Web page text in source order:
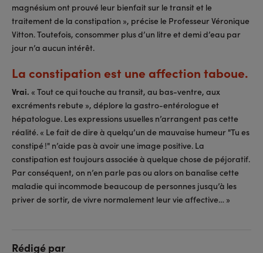
magnésium ont prouvé leur bienfait sur le transit et le
traitement de la constipation », précise le Professeur Véronique
Vitton. Toutefois, consommer plus d’un litre et demi d’eau par
jour n’a aucun intérêt.
La constipation est une affection taboue.
Vrai. « Tout ce qui touche au transit, au bas-ventre, aux
excréments rebute », déplore la gastro-entérologue et
hépatologue. Les expressions usuelles n’arrangent pas cette
réalité. « Le fait de dire à quelqu’un de mauvaise humeur "Tu es
constipé !" n’aide pas à avoir une image positive. La
constipation est toujours associée à quelque chose de péjoratif.
Par conséquent, on n’en parle pas ou alors on banalise cette
maladie qui incommode beaucoup de personnes jusqu’à les
priver de sortir, de vivre normalement leur vie affective… »
Rédigé par